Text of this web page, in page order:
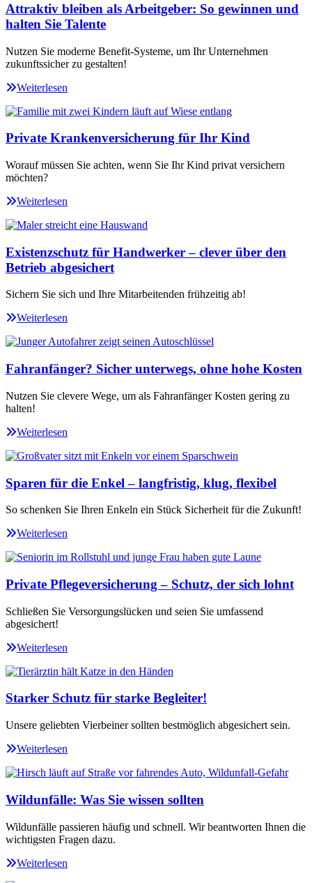
Attraktiv bleiben als Arbeitgeber: So gewinnen und
halten Sie Talente
Nutzen Sie moderne Benefit-Systeme, um Ihr Unternehmen
zukunftssicher zu gestalten!
Weiterlesen
Private Krankenversicherung für Ihr Kind
Worauf müssen Sie achten, wenn Sie Ihr Kind privat versichern
möchten?
Weiterlesen
Existenzschutz für Handwerker – clever über den
Betrieb abgesichert
Sichern Sie sich und Ihre Mitarbeitenden frühzeitig ab!
Weiterlesen
Fahranfänger? Sicher unterwegs, ohne hohe Kosten
Nutzen Sie clevere Wege, um als Fahranfänger Kosten gering zu
halten!
Weiterlesen
Sparen für die Enkel – langfristig, klug, flexibel
So schenken Sie Ihren Enkeln ein Stück Sicherheit für die Zukunft!
Weiterlesen
Private Pflegeversicherung – Schutz, der sich lohnt
Schließen Sie Versorgungslücken und seien Sie umfassend
abgesichert!
Weiterlesen
Starker Schutz für starke Begleiter!
Unsere geliebten Vierbeiner sollten bestmöglich abgesichert sein.
Weiterlesen
Wildunfälle: Was Sie wissen sollten
Wildunfälle passieren häufig und schnell. Wir beantworten Ihnen die
wichtigsten Fragen dazu.
Weiterlesen